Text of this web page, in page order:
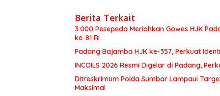
Berita Terkait
3.000 Pesepeda Meriahkan Gowes HJK
ke-81 RI
Padang Bajamba HJK ke-357, Perkuat
INCOILS 2026 Resmi Digelar di Padang,
Ditreskrimum Polda Sumbar Lampaui
Maksimal